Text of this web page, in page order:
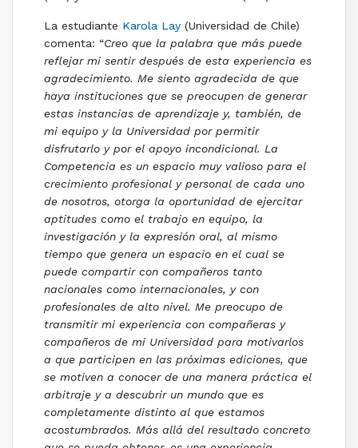
La estudiante Karola Lay(Universidad de Chile)
comenta: “Creo que la palabra que más puede
reflejar mi sentir después de esta experiencia es
agradecimiento. Me siento agradecida de que
haya instituciones que se preocupen de generar
estas instancias de aprendizaje y, también, de
mi equipo y la Universidad por permitir
disfrutarlo y por el apoyo incondicional. La
Competencia es un espacio muy valioso para el
crecimiento profesional y personal de cada uno
de nosotros, otorga la oportunidad de ejercitar
aptitudes como el trabajo en equipo, la
investigación y la expresión oral, al mismo
tiempo que genera un espacio en el cual se
puede compartir con compañeros tanto
nacionales como internacionales, y con
profesionales de alto nivel. Me preocupo de
transmitir mi experiencia con compañeras y
compañeros de mi Universidad para motivarlos
a que participen en las próximas ediciones, que
se motiven a conocer de una manera práctica el
arbitraje y a descubrir un mundo que es
completamente distinto al que estamos
acostumbrados. Más allá del resultado concreto